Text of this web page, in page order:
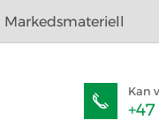
Markedsmateriell
Kan